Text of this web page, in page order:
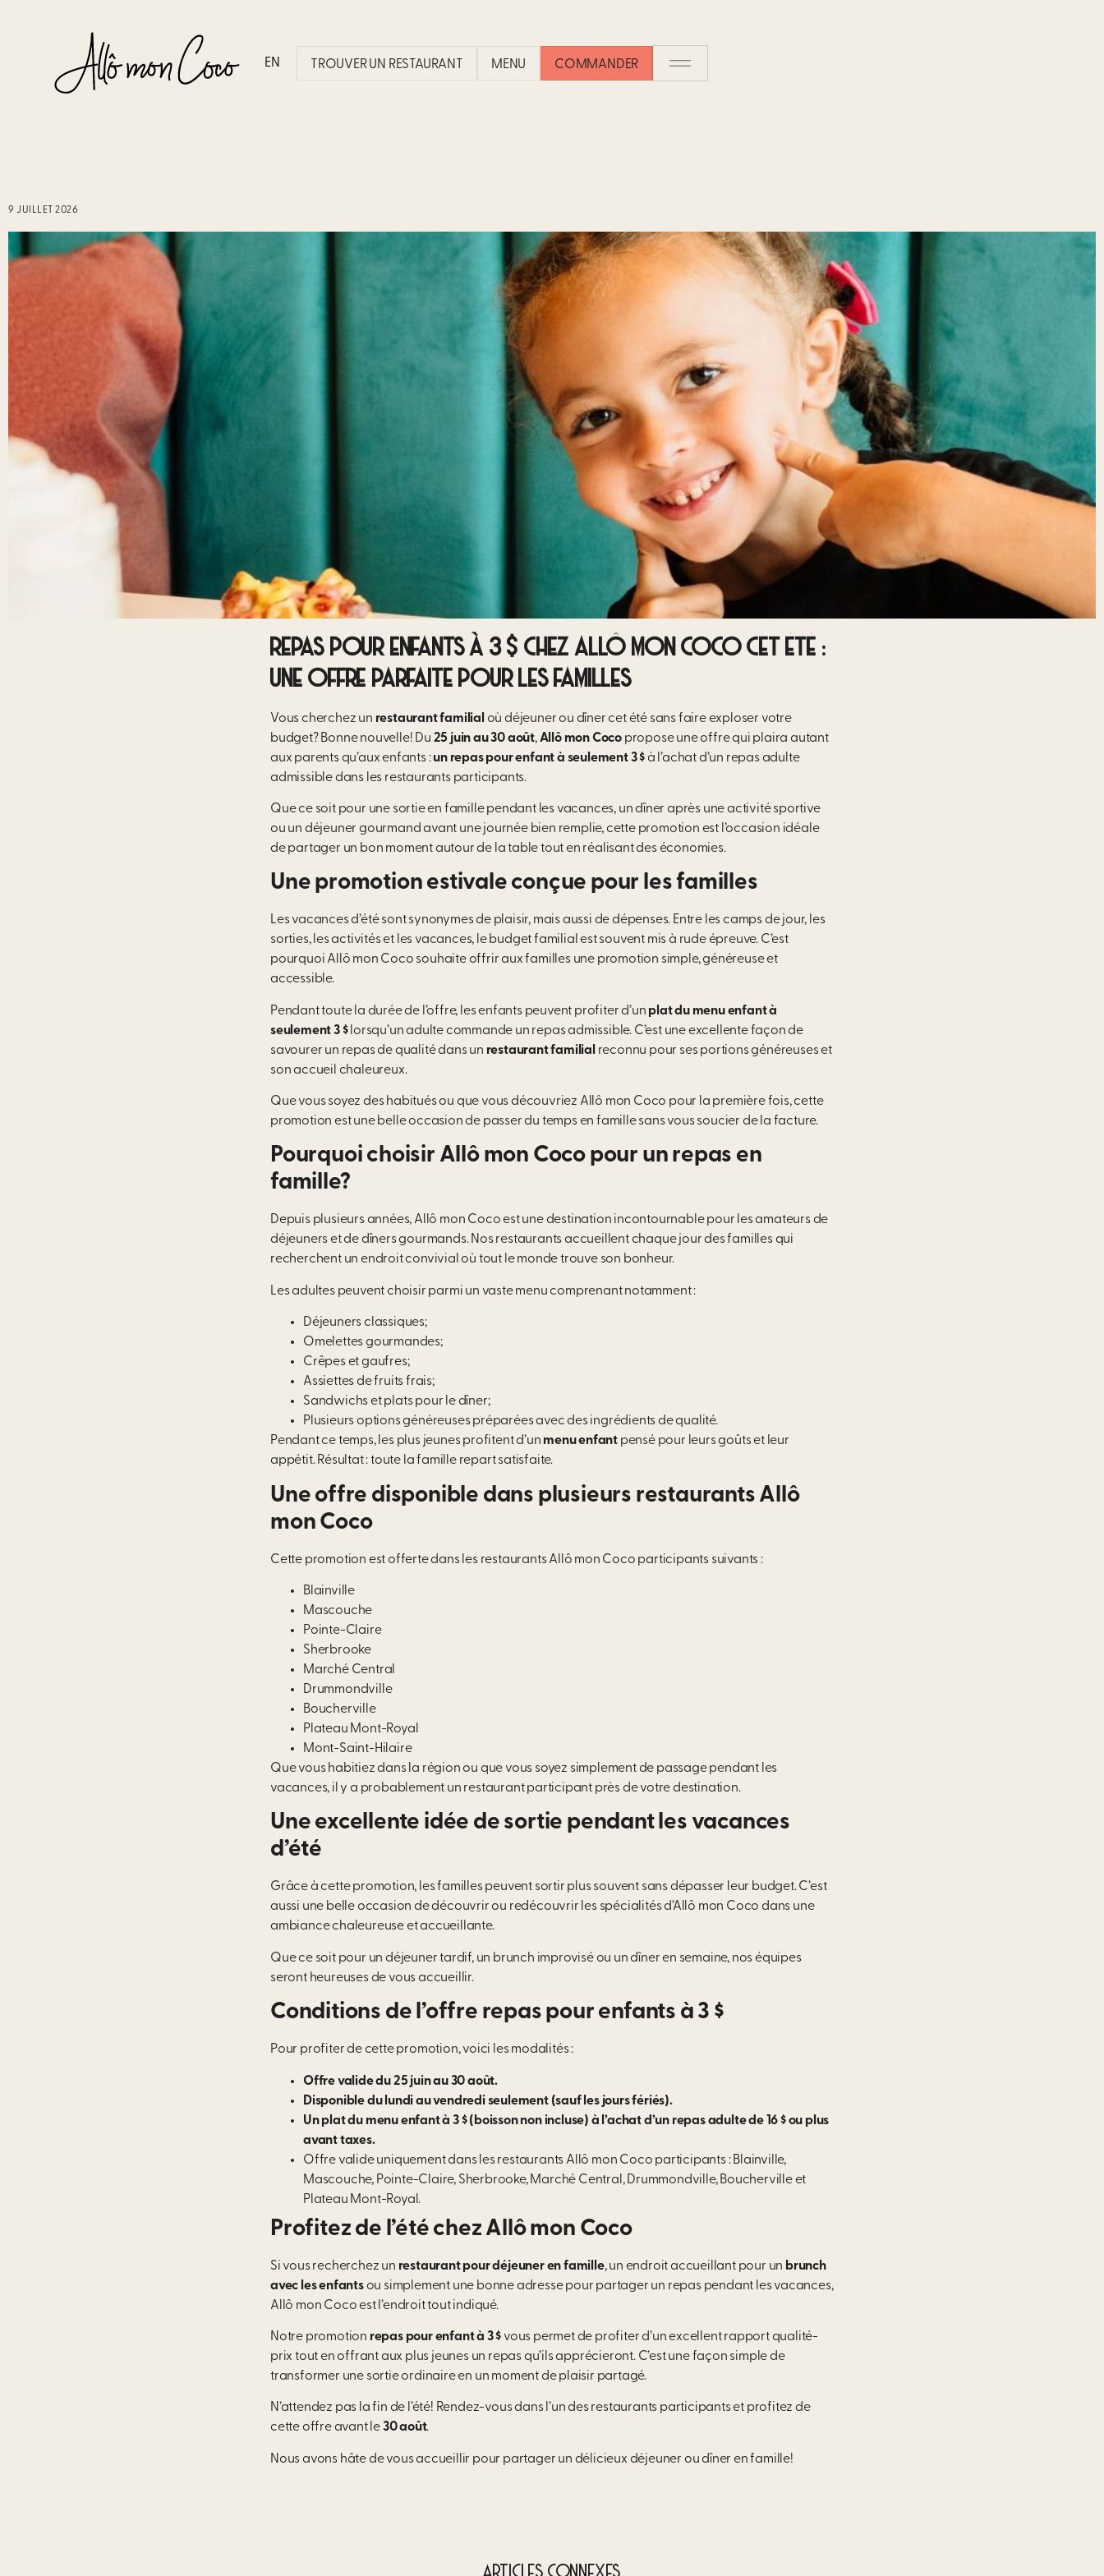
EN TROUVER UN RESTAURANT​ MENU COMMANDER
9 JUILLET 2026
REPAS POUR ENFANTS À 3 $ CHEZ ALLÔ MON COCO CET ÉTÉ :
UNE OFFRE PARFAITE POUR LES FAMILLES
Vous cherchez un restaurant familial où déjeuner ou dîner cet été sans faire exploser votre
budget? Bonne nouvelle! Du 25 juin au 30 août,Allô mon Coco propose une offre qui plaira autant
aux parents qu’aux enfants :un repas pour enfant à seulement 3 $ à l’achat d’un repas adulte
admissible dans les restaurants participants.
Que ce soit pour une sortie en famille pendant les vacances, un dîner après une activité sportive
ou un déjeuner gourmand avant une journée bien remplie, cette promotion est l’occasion idéale
de partager un bon moment autour de la table tout en réalisant des économies.
Une promotion estivale conçue pour les familles
Les vacances d’été sont synonymes de plaisir, mais aussi de dépenses. Entre les camps de jour, les
sorties, les activités et les vacances, le budget familial est souvent mis à rude épreuve. C’est
pourquoi Allô mon Coco souhaite offrir aux familles une promotion simple, généreuse et
accessible.
Pendant toute la durée de l’offre, les enfants peuvent profiter d’un plat du menu enfant à
seulement 3 $lorsqu’un adulte commande un repas admissible. C’est une excellente façon de
savourer un repas de qualité dans un restaurant familial reconnu pour ses portions généreuses et
son accueil chaleureux.
Que vous soyez des habitués ou que vous découvriez Allô mon Coco pour la première fois, cette
promotion est une belle occasion de passer du temps en famille sans vous soucier de la facture.
Pourquoi choisir Allô mon Coco pour un repas en
famille?
Depuis plusieurs années, Allô mon Coco est une destination incontournable pour les amateurs de
déjeuners et de dîners gourmands. Nos restaurants accueillent chaque jour des familles qui
recherchent un endroit convivial où tout le monde trouve son bonheur.
Les adultes peuvent choisir parmi un vaste menu comprenant notamment :
Déjeuners classiques;
Omelettes gourmandes;
Crêpes et gaufres;
Assiettes de fruits frais;
Sandwichs et plats pour le dîner;
Plusieurs options généreuses préparées avec des ingrédients de qualité.
Pendant ce temps, les plus jeunes profitent d’un menu enfant pensé pour leurs goûts et leur
appétit. Résultat : toute la famille repart satisfaite.
Une offre disponible dans plusieurs restaurants Allô
mon Coco
Cette promotion est offerte dans les restaurants Allô mon Coco participants suivants :
Blainville
Mascouche
Pointe-Claire
Sherbrooke
Marché Central
Drummondville
Boucherville
Plateau Mont-Royal
Mont-Saint-Hilaire
Que vous habitiez dans la région ou que vous soyez simplement de passage pendant les
vacances, il y a probablement un restaurant participant près de votre destination.
Une excellente idée de sortie pendant les vacances
d’été
Grâce à cette promotion, les familles peuvent sortir plus souvent sans dépasser leur budget. C’est
aussi une belle occasion de découvrir ou redécouvrir les spécialités d’Allô mon Coco dans une
ambiance chaleureuse et accueillante.
Que ce soit pour un déjeuner tardif, un brunch improvisé ou un dîner en semaine, nos équipes
seront heureuses de vous accueillir.
Conditions de l’offre repas pour enfants à 3 $
Pour profiter de cette promotion, voici les modalités :
Offre valide du 25 juin au 30 août.
Disponible du lundi au vendredi seulement (sauf les jours fériés).
Un plat du menu enfant à 3 $ (boisson non incluse) à l’achat d’un repas adulte de 16 $ ou plus
avant taxes.
Offre valide uniquement dans les restaurants Allô mon Coco participants : Blainville,
Mascouche, Pointe-Claire, Sherbrooke, Marché Central, Drummondville, Boucherville et
Plateau Mont-Royal.
Profitez de l’été chez Allô mon Coco
Si vous recherchez un restaurant pour déjeuner en famille, un endroit accueillant pour un brunch
avec les enfantsou simplement une bonne adresse pour partager un repas pendant les vacances,
Allô mon Coco est l’endroit tout indiqué.
Notre promotion repas pour enfant à 3 $vous permet de profiter d’un excellent rapport qualité-
prix tout en offrant aux plus jeunes un repas qu’ils apprécieront. C’est une façon simple de
transformer une sortie ordinaire en un moment de plaisir partagé.
N’attendez pas la fin de l’été! Rendez-vous dans l’un des restaurants participants et profitez de
cette offre avant le30 août.
Nous avons hâte de vous accueillir pour partager un délicieux déjeuner ou dîner en famille!